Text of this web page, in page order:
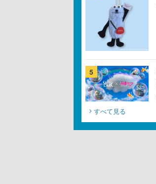
5
すべて見る